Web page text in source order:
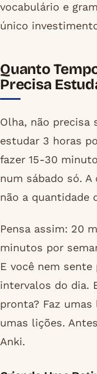
vocabulário e
único
Quanto
Precisa
Olha, não precisa
estudar 3 horas
fazer 15-30
num sábado só.
não a quantidade
Pensa assim: 20
minutos por
E você nem
intervalos do dia.
pronta? Faz
umas lições.
Anki.